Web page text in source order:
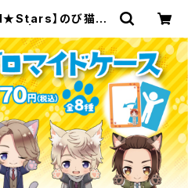
】のび猫B7